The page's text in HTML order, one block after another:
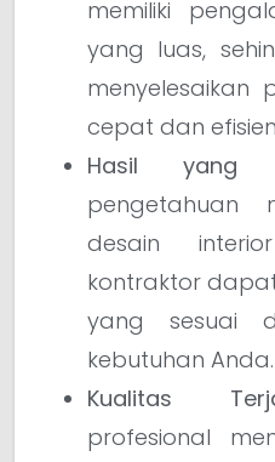
memiliki
yang luas,
menyelesaikan
cepat dan
Hasil yang
pengetahuan
desain
kontraktor
yang sesuai
kebutuhan Anda.
Kualitas
profesional